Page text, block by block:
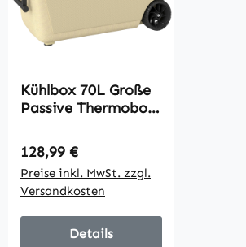
Kühlbox 70L Große
Passive Thermobox
Kühlung, mit PU-
Vollschaumisolierun
g Rädern
Ablassventil Griff
Regulärer Preis:
128,99 €
Preise inkl. MwSt. zzgl.
Versandkosten
Details